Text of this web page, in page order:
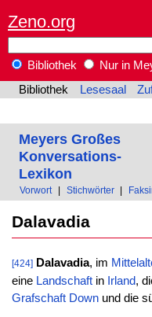
Zeno.org
Bibliothek
Nur in
Bibliothek
Lesesaal
Meyers Großes
Konversations-
Lexikon
Vorwort Stichwörter
Dalavadia
[424] Dalavadia, im
eine Landschaftin Irland,
Grafschaft Downund die